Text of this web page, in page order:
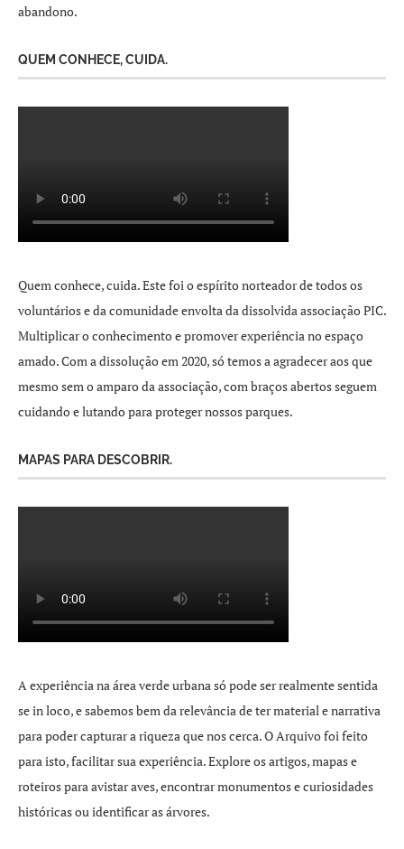
abandono.
QUEM CONHECE, CUIDA.
Quem conhece, cuida. Este foi o espírito norteador de todos os
voluntários e da comunidade envolta da dissolvida associação PIC.
Multiplicar o conhecimento e promover experiência no espaço
amado. Com a dissolução em 2020, só temos a agradecer aos que
mesmo sem o amparo da associação, com braços abertos seguem
cuidando e lutando para proteger nossos parques.
MAPAS PARA DESCOBRIR.
A experiência na área verde urbana só pode ser realmente sentida
se in loco, e sabemos bem da relevância de ter material e narrativa
para poder capturar a riqueza que nos cerca. O Arquivo foi feito
para isto, facilitar sua experiência. Explore os artigos, mapas e
roteiros para avistar aves, encontrar monumentos e curiosidades
históricas ou identificar as árvores.